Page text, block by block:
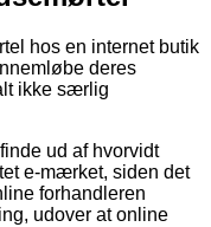
hos en internet butik
deres
ikke særlig
ud af hvorvidt
e-mærket, siden det
forhandleren
udover at online